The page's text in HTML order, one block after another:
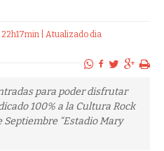
100% a la Cultura Rock
“Estadio Mary